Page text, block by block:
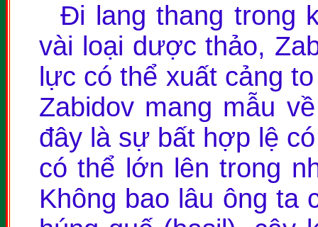
Đi lang thang trong
vài loại dược thảo,
lực có thể xuất cảng
Zabidov mang mẫu
đây là sự bất hợp lệ
có thể lớn lên trong
Không bao lâu ông ta